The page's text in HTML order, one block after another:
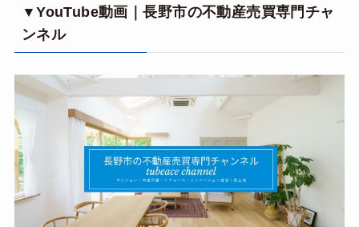
▼YouTube動画｜長野市の不動産売買専門チャ
ンネル